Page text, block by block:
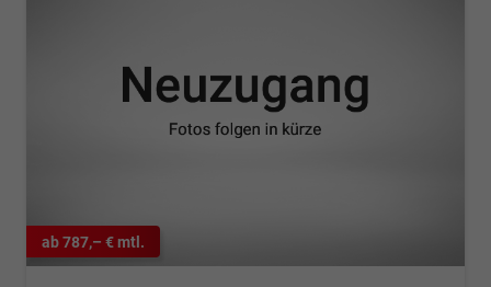
ab 787,– € mtl.